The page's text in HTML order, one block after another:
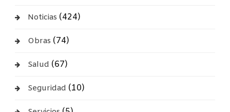
Noticias (424)
Obras (74)
Salud (67)
Seguridad (10)